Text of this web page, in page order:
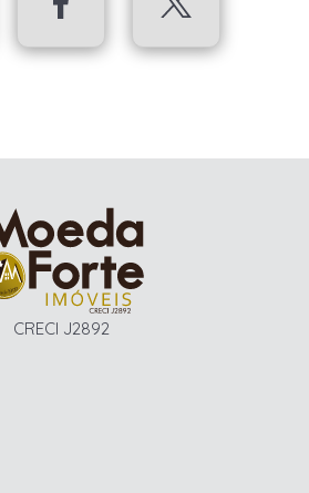
CRECI J2892